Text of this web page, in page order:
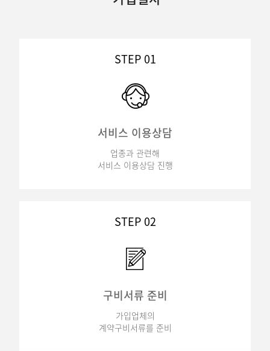
STEP 01
서비스 이용상담
업종과 관련해
서비스 이용상담 진행
STEP 02
구비서류 준비
가입업체의
계약구비서류를 준비